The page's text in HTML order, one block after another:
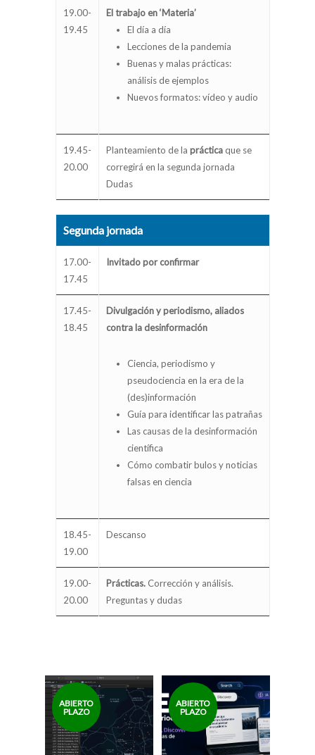
19.00-
19.45
El trabajo en ‘Materia’
El día a día
Lecciones de la pandemia
Buenas y malas prácticas:
análisis de ejemplos
Nuevos formatos: vídeo y audio
19.45-
20.00
Planteamiento de la práctica que se
corregirá en la segunda jornada
Dudas
Segunda jornada
17.00-
17.45
Invitado por confirmar
17.45-
18.45
Divulgación y periodismo, aliados
contra la desinformación
Ciencia, periodismo y
pseudociencia en la era de la
(des)información
Guía para identificar las patrañas
Las causas de la desinformación
científica
Cómo combatir bulos y noticias
falsas en ciencia
18.45-
19.00
Descanso
19.00-
20.00
Prácticas. Corrección y análisis.
Preguntas y dudas